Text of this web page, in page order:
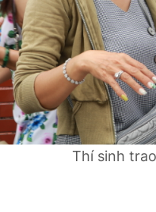
Thí sinh